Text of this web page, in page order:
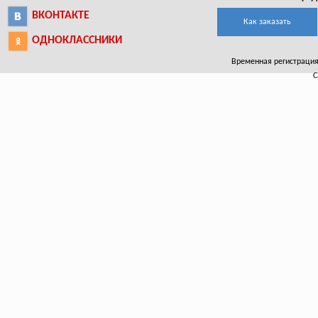
ВКОНТАКТЕ
ОДНОКЛАССНИКИ
Как заказать
Временная